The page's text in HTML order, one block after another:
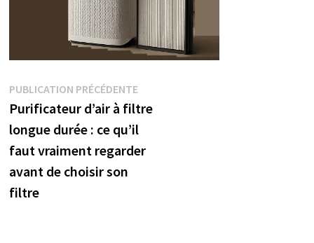
Navigation
de
l’article
PUBLICATION PRÉCÉDENTEPublication
précédente :
Purificateur d’air à filtre
longue durée : ce qu’il
faut vraiment regarder
avant de choisir son
filtre